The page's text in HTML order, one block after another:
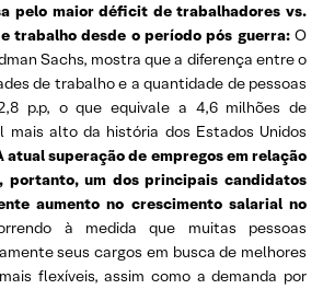
pelo maior déficit de trabalhadores vs.
trabalho desde o período pós guerra:O
Sachs, mostra que a diferença entre o
de trabalho e a quantidade de pessoas
p.p, o que equivale a 4,6 milhões de
mais alto da história dos Estados Unidos
atual superação de empregos em relação
portanto, um dos principais candidatos
aumento no crescimento salarial no
à medida que muitas pessoas
seus cargos em busca de melhores
flexíveis, assim como a demanda por